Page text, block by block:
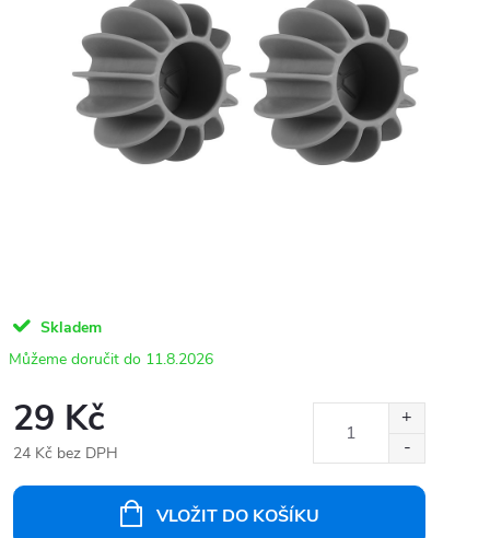
Skladem
11.8.2026
29 Kč
24 Kč bez DPH
VLOŽIT DO KOŠÍKU